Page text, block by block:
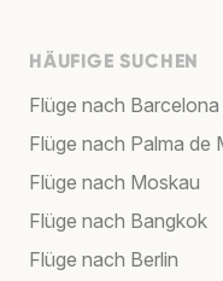
HÄUFIGE SUCHEN
Flüge nach Barcelona
Flüge nach Palma de
Flüge nach Moskau
Flüge nach Bangkok
Flüge nach Berlin